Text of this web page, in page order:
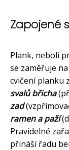
Zapojené
Plank, neboli
se zaměřuje
cvičení planku
svalů břicha
zad
ramen a paží
Pravidelné
přináší řadu